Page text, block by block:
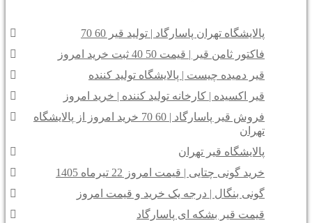
پالایشگاه تهران پاسارگاد | تولید قیر 60 70
فاکتور ثامن قیر | قیمت 50 40 ثبت خرید امروز
قیر دمیده چیست | پالایشگاه تولید کننده
قیر اکسیده | کارخانه تولید کننده | خرید امروز
فروش قیر پاسارگاد | 60 70 خرید امروز از پالایشگاه
تهران
پالایشگاه قیر تهران
خرید گونی چتایی | قیمت امروز 22 تیرماه 1405
گونی بنگال | درجه یک خرید و قیمت امروز
قیمت قیر بشکه ای پاسارگاد